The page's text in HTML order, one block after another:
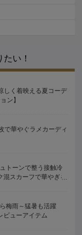
い！
しく着映える夏コーデ
ン】
で華やぐラメカーディ
トーンで整う接触冷
スカーフで華やぎを
梅雨～猛暑も活躍
ビューアイテム